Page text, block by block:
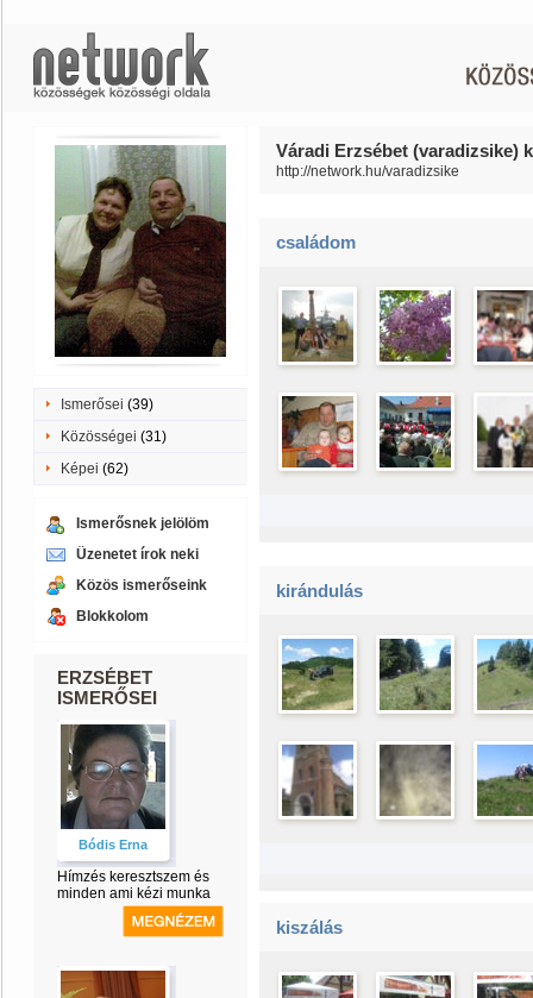
Ismerősei (39)
Közösségei (31)
Képei (62)
Ismerősnek jelölöm
Üzenetet írok neki
Közös ismerőseink
Blokkolom
ERZSÉBET
ISMERŐSEI
Bódis Erna
Hímzés keresztszem és
minden ami kézi munka
Váradi Erzsébet (varadizsike)
http://network.hu/varadizsike
családom
kirándulás
kiszálás